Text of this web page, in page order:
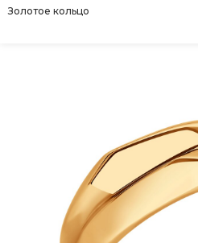
Золотое кольцо